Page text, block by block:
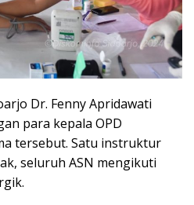
Dr. Fenny Apridawati
para kepala OPD
tersebut. Satu instruktur
seluruh ASN mengikuti